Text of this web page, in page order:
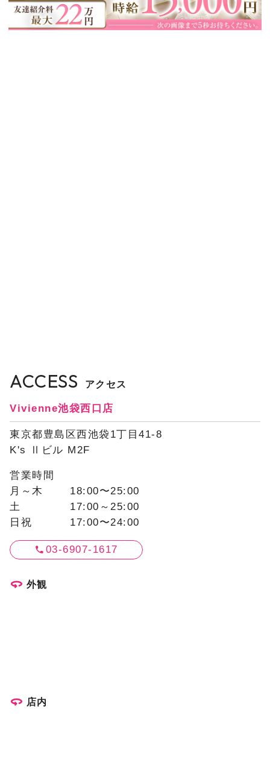
ACCESS アクセス
Vivienne池袋西口店
東京都豊島区西池袋1丁目41-8
K's Ⅱビル M2F
営業時間
月～木
18:00〜25:00
土
17:00～25:00
日祝
17:00〜24:00
03-6907-1617
外観
店内